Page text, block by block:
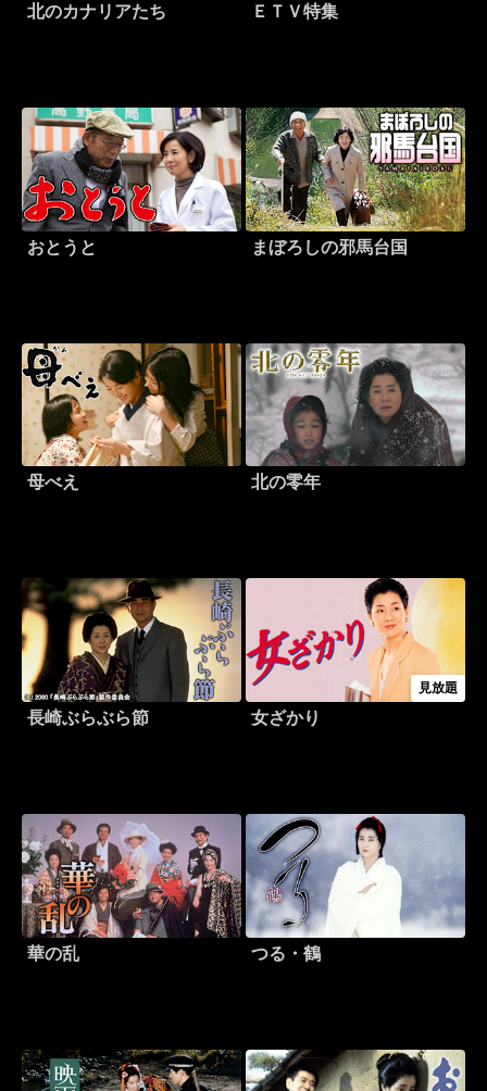
北のカナリアたち ＥＴＶ特集
おとうと まぼろしの邪馬台国
母べえ 北の零年
長崎ぶらぶら節
見放題
女ざかり
華の乱 つる・鶴